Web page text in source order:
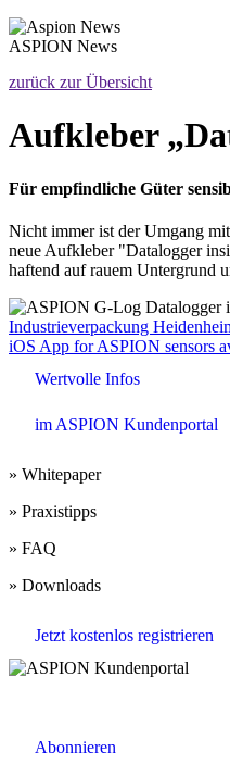
ASPION News
zurück zur Übersicht
Aufkleber
Für empfindliche Güter
Nicht immer ist der Umgang
neue Aufkleber "Datalogger
haftend auf rauem Untergrund
Beitrags-
Navigation
Industrieverpackung
iOS App for ASPION sensors
Wertvolle Infos
im ASPION Kundenportal
» Whitepaper
» Praxistipps
» FAQ
» Downloads
Jetzt kostenlos registrieren
Abonnieren